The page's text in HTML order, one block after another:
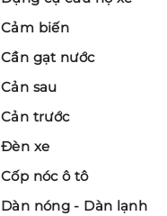
Cảm biến
Cần gạt nước
Cản sau
Cản trước
Đèn xe
Cốp nóc ô tô
Dàn nóng - Dàn lạnh